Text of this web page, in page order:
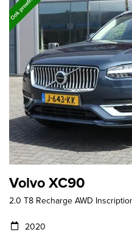
Volvo XC90
2.0 T8 Recharge AWD
2020